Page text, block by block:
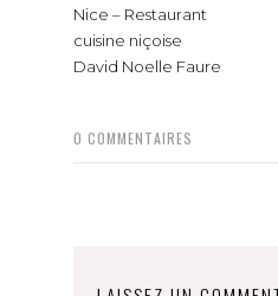
Nice – Restaurant
cuisine niçoise
David Noelle Faure
0 COMMENTAIRES